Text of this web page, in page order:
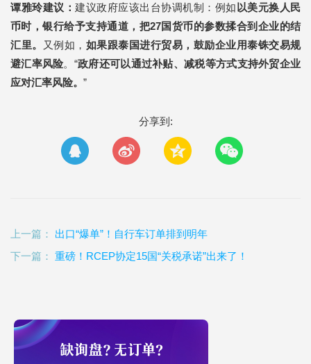
谭雅玲建议： 建议政府应该出台协调机制：例如 以美元换人民
币时，银行给予支持通道，把27国货币的参数揉合到企业的结
汇里。
又例如， 如果跟泰国进行贸易，鼓励企业用泰铢交易规
避汇率风险。“政府还可以通过补贴、减税等方式支持外贸企业
应对汇率风险。 ”
分享到:
上一篇： 出口“爆单”！自行车订单排到明年
下一篇： 重磅！RCEP协定15国“关税承诺”出来了！